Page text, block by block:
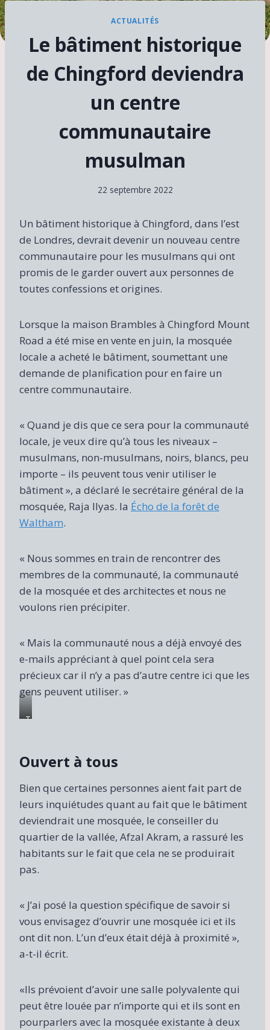
ACTUALITÉS
Le bâtiment historique
de Chingford deviendra
un centre
communautaire
musulman
22 septembre 2022
Un bâtiment historique à Chingford, dans l’est
de Londres, devrait devenir un nouveau centre
communautaire pour les musulmans qui ont
promis de le garder ouvert aux personnes de
toutes confessions et origines.
Lorsque la maison Brambles à Chingford Mount
Road a été mise en vente en juin, la mosquée
locale a acheté le bâtiment, soumettant une
demande de planification pour en faire un
centre communautaire.
« Quand je dis que ce sera pour la communauté
locale, je veux dire qu’à tous les niveaux –
musulmans, non-musulmans, noirs, blancs, peu
importe – ils peuvent tous venir utiliser le
bâtiment », a déclaré le secrétaire général de la
mosquée, Raja Ilyas. la Écho de la forêt de
Waltham.
« Nous sommes en train de rencontrer des
membres de la communauté, la communauté
de la mosquée et des architectes et nous ne
voulons rien précipiter.
« Mais la communauté nous a déjà envoyé des
e-mails appréciant à quel point cela sera
précieux car il n’y a pas d’autre centre ici que les
gens peuvent utiliser. »
T
B
r
a
m
b
l
e
v
e
1
9
2
v
c
l
Ouvert à tous
Bien que certaines personnes aient fait part de
leurs inquiétudes quant au fait que le bâtiment
deviendrait une mosquée, le conseiller du
quartier de la vallée, Afzal Akram, a rassuré les
habitants sur le fait que cela ne se produirait
pas.
« J’ai posé la question spécifique de savoir si
vous envisagez d’ouvrir une mosquée ici et ils
ont dit non. L’un d’eux était déjà à proximité »,
a-t-il écrit.
«Ils prévoient d’avoir une salle polyvalente qui
peut être louée par n’importe qui et ils sont en
pourparlers avec la mosquée existante à deux